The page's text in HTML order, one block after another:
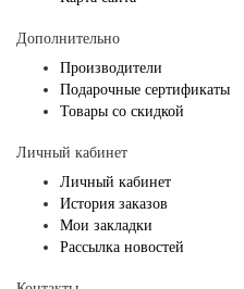
Дополнительно
Производители
Подарочные сертификаты
Товары со скидкой
Личный кабинет
Личный кабинет
История заказов
Мои закладки
Рассылка новостей